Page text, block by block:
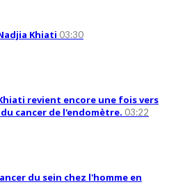
Khiati 03:30
revient encore une fois vers
cancer de l'endomètre. 03:22
du sein chez l'homme en